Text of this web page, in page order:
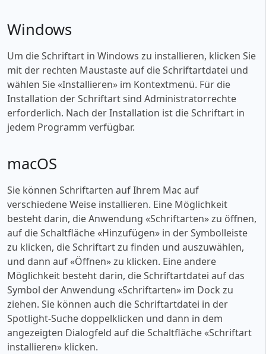
Windows
Um die Schriftart in Windows zu installieren, klicken Sie
mit der rechten Maustaste auf die Schriftartdatei und
wählen Sie «‎Installieren» im Kontextmenü. Für die
Installation der Schriftart sind Administratorrechte
erforderlich. Nach der Installation ist die Schriftart in
jedem Programm verfügbar.
macOS
Sie können Schriftarten auf Ihrem Mac auf
verschiedene Weise installieren. Eine Möglichkeit
besteht darin, die Anwendung «‎Schriftarten» zu öffnen,
auf die Schaltfläche «‎Hinzufügen» in der Symbolleiste
zu klicken, die Schriftart zu finden und auszuwählen,
und dann auf «‎Öffnen» zu klicken. Eine andere
Möglichkeit besteht darin, die Schriftartdatei auf das
Symbol der Anwendung «‎Schriftarten» im Dock zu
ziehen. Sie können auch die Schriftartdatei in der
Spotlight-Suche doppelklicken und dann in dem
angezeigten Dialogfeld auf die Schaltfläche «‎Schriftart
installieren» klicken.